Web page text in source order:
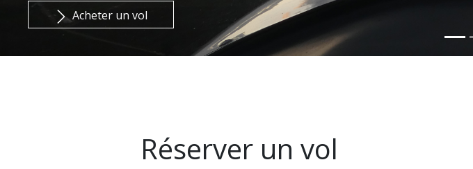
Acheter un vol
Réserver un vol